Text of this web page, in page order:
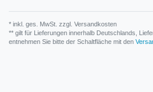
* inkl. ges. MwSt. zzgl. Versandkosten
** gilt für Lieferungen innerhalb Deutschlands,
entnehmen Sie bitte der Schaltfläche mit den